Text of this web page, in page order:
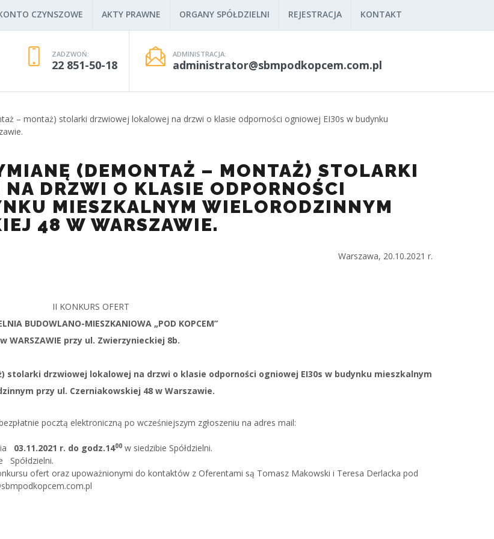
CZYNSZOWE AKTY PRAWNE ORGANY SPÓŁDZIELNI REJESTRACJA KONTAKT
ZADZWOŃ:
22 851-50-18
ADMINISTRACJA:
administrator@sbmpodkopcem.com.pl
– montaż) stolarki drzwiowej lokalowej na drzwi o klasie odporności ogniowej EI30s w budynku
(DEMONTAŻ – MONTAŻ) STOLARKI
DRZWI O KLASIE ODPORNOŚCI
MIESZKALNYM WIELORODZINNYM
48 W WARSZAWIE.
20.10.2021 r.
II KONKURS OFERT
BUDOWLANO-MIESZKANIOWA „POD KOPCEM”
w WARSZAWIE przy ul. Zwierzynieckiej 8b.
drzwiowej lokalowej na drzwi o klasie odporności ogniowej EI30s w budynku mieszkalnym
przy ul. Czerniakowskiej 48 w Warszawie.
pocztą elektroniczną po wcześniejszym zgłoszeniu na adres mail:
03.11.2021 r. do godz.1400 w siedzibie Spółdzielni.
Spółdzielni.
ofert oraz upoważnionymi do kontaktów z Oferentami są Tomasz Makowski i Teresa Derlacka pod